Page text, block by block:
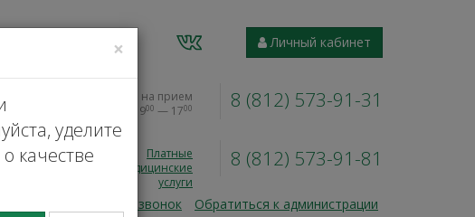
Личный кабинет
Запись на прием
Пн — Пт, 900 — 1700 8 (812) 573-91-31
Платные
медицинские
услуги
8 (812) 573-91-81
Заказать обратный звонок Обратиться к администрации
×
уделите
качестве